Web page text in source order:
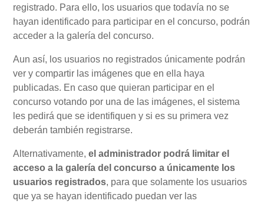
registrado. Para ello, los usuarios que todavía no se
hayan identificado para participar en el concurso, podrán
acceder a la galería del concurso.
Aun así, los usuarios no registrados únicamente podrán
ver y compartir las imágenes que en ella haya
publicadas. En caso que quieran participar en el
concurso votando por una de las imágenes, el sistema
les pedirá que se identifiquen y si es su primera vez
deberán también registrarse.
Alternativamente,el administrador podrá limitar el
acceso a la galería del concurso a únicamente los
usuarios registrados, para que solamente los usuarios
que ya se hayan identificado puedan ver las